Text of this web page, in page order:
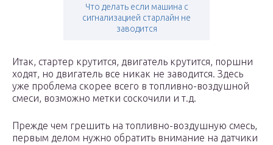
Что делать если машина с
сигнализацией старлайн не
заводится
Итак, стартер крутится, двигатель крутится, поршни
ходят, но двигатель все никак не заводится. Здесь
уже проблема скорее всего в топливно-воздушной
смеси, возможно метки соскочили и т.д.
Прежде чем грешить на топливно-воздушную смесь,
первым делом нужно обратить внимание на датчики